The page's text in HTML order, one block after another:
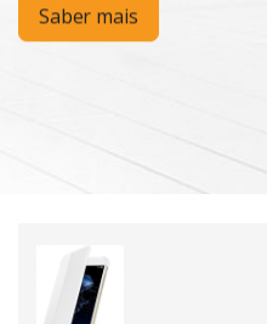
Saber mais